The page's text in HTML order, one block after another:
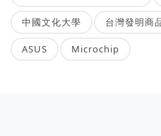
中國文化大學 台灣發明商
ASUS Microchip